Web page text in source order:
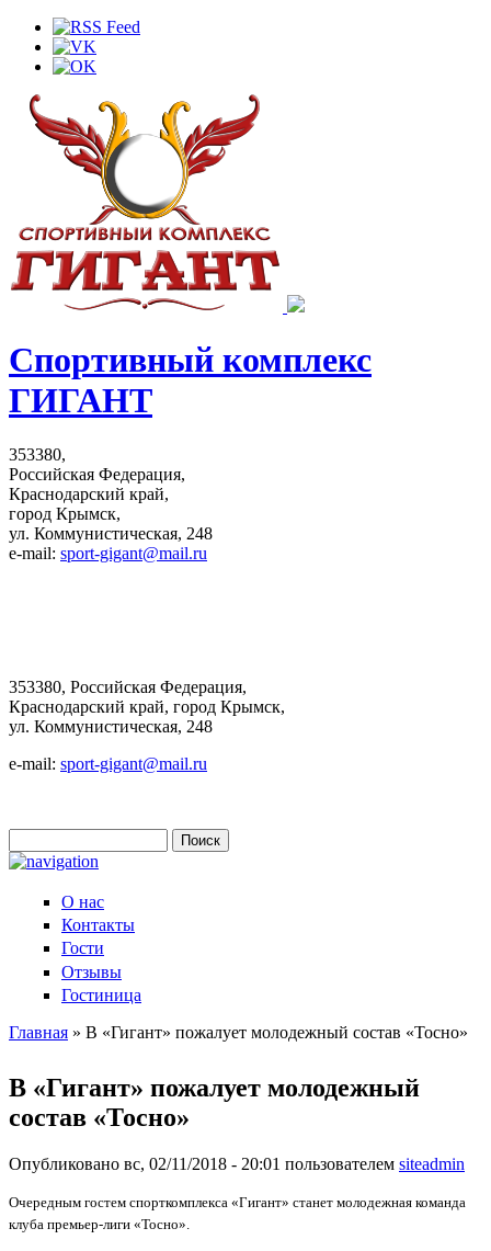
Спортивный комплекс
ГИГАНТ
353380,
Российская Федерация,
Краснодарский край,
город Крымск,
ул. Коммунистическая, 248
e-mail: sport-gigant@mail.ru
353380, Российская Федерация,
Краснодарский край, город Крымск,
ул. Коммунистическая, 248
e-mail: sport-gigant@mail.ru
Форма поиска
О нас
Контакты
Гости
Отзывы
Гостиница
Главная » В «Гигант» пожалует молодежный состав «Тосно»
В «Гигант» пожалует молодежный
состав «Тосно»
Опубликовано вс, 02/11/2018 - 20:01 пользователем siteadmin
Очередным гостем спорткомплекса «Гигант» станет молодежная команда
клуба премьер-лиги «Тосно».